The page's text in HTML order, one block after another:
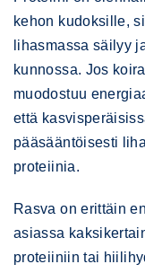
kehon kudoksille,
lihasmassa säilyy
kunnossa. Jos
muodostuu
että
pääsääntöisesti
proteiinia.
Rasva on erittäin
asiassa
proteiiniin tai